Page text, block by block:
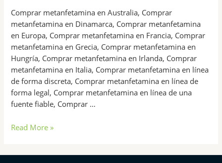
Comprar metanfetamina en Australia, Comprar
metanfetamina en Dinamarca, Comprar metanfetamina
en Europa, Comprar metanfetamina en Francia, Comprar
metanfetamina en Grecia, Comprar metanfetamina en
Hungría, Comprar metanfetamina en Irlanda, Comprar
metanfetamina en Italia, Comprar metanfetamina en línea
de forma discreta, Comprar metanfetamina en línea de
forma legal, Comprar metanfetamina en línea de una
fuente fiable, Comprar …
Read More »